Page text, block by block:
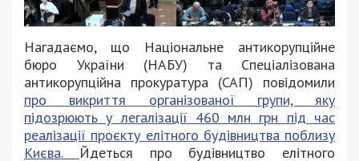
Нагадаємо, що Національне антикорупційне
бюро України (НАБУ) та Спеціалізована
антикорупційна прокуратура (САП) повідомили
про викриття організованої групи, яку
підозрюють у легалізації 460 млн грн під час
реалізації проєкту елітного будівництва поблизу
Києва. Йдеться про будівництво елітного